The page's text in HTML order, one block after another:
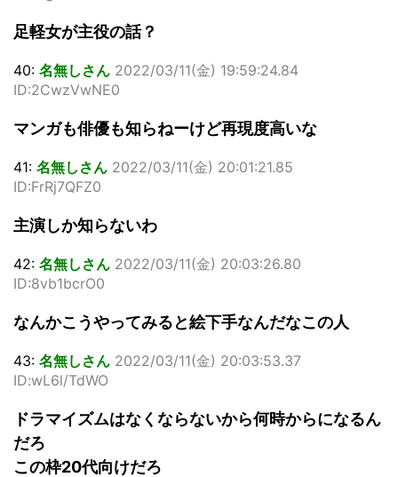
足軽女が主役の話？
40: 名無しさん 2022/03/11(金) 19:59:24.84
ID:2CwzVwNE0
マンガも俳優も知らねーけど再現度高いな
41: 名無しさん 2022/03/11(金) 20:01:21.85
ID:FrRj7QFZ0
主演しか知らないわ
42: 名無しさん 2022/03/11(金) 20:03:26.80
ID:8vb1bcrO0
なんかこうやってみると絵下手なんだなこの人
43: 名無しさん 2022/03/11(金) 20:03:53.37
ID:wL6l/TdWO
ドラマイズムはなくならないから何時からになるん
だろ
この枠20代向けだろ